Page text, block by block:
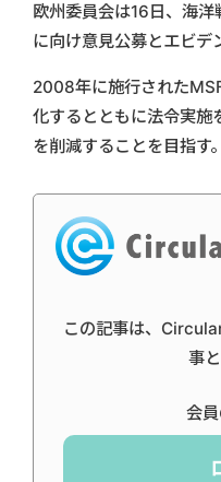
欧州委員会は16日、海
に向け意見公募とエビデ
2008年に施行された
化するとともに法令実施
を削減することを目指す。
この記事は、
事
会